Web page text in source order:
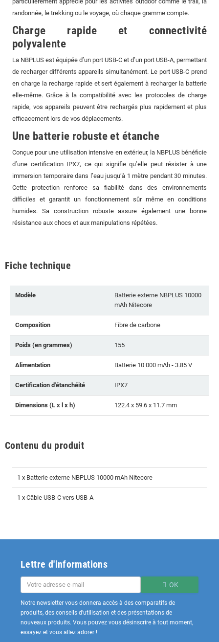
randonnée, le trekking ou le voyage, où chaque gramme compte.
Charge rapide et connectivité
polyvalente
La NBPLUS est équipée d’un port USB-C et d’un port USB-A, permettant
de recharger différents appareils simultanément. Le port USB-C prend
en charge la recharge rapide et sert également à recharger la batterie
elle-même. Grâce à la compatibilité avec les protocoles de charge
rapide, vos appareils peuvent être rechargés plus rapidement et plus
efficacement lors de vos déplacements.
Une batterie robuste et étanche
Conçue pour une utilisation intensive en extérieur, la NBPLUS bénéficie
d’une certification IPX7, ce qui signifie qu’elle peut résister à une
immersion temporaire dans l’eau jusqu’à 1 mètre pendant 30 minutes.
Cette protection renforce sa fiabilité dans des environnements
difficiles et garantit un fonctionnement sûr même en conditions
humides. Sa construction robuste assure également une bonne
résistance aux chocs et aux manipulations répétées.
Fiche technique
Modèle
Batterie externe NBPLUS 10000
mAh Nitecore
Composition Fibre de carbone
Poids (en grammes) 155
Alimentation Batterie 10 000 mAh - 3.85 V
Certification d'étanchéité IPX7
Dimensions (L x l x h) 122.4 x 59.6 x 11.7 mm
Contenu du produit
1 x Batterie externe NBPLUS 10000 mAh Nitecore
1 x Câble USB-C vers USB-A
Lettre d'informations
OK
Notre newsletter vous donnera accès à des comparatifs de
produits, des conseils d'utilisation et des présentations de
nouveaux produits. Vous pouvez vous désinscrire à tout moment,
essayez et vous allez adorer !